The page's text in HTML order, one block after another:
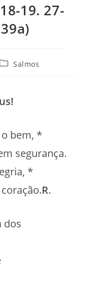
19. 27-
Categoria
Salmos
bem, *
segurança.
*
R.
dos